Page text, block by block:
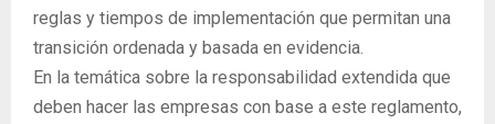
reglas y tiempos de implementación que permitan una
transición ordenada y basada en evidencia.
En la temática sobre la responsabilidad extendida que
deben hacer las empresas con base a este reglamento,